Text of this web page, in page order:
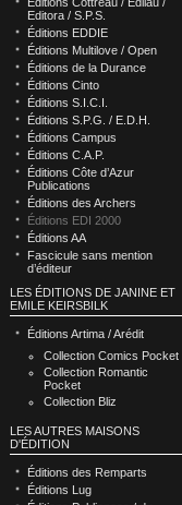
Editora / S.P.S.
Éditions EDDIE
Éditions Multilove / Open
Éditions de la Durance
Éditions Cinto
Éditions S.I.C.I.
Éditions S.P.G. / E.D.H.
Éditions Campus
Éditions C.A.P.
Éditions Côte d’Azur
Publications
Éditions des Archers
Éditions EDI 2000
Éditions AA
Fascicule sans mention
d’éditeur
LES ÉDITIONS DE JANINE ET
EMILE KEIRSBILK
Éditions Artima / Arédit
Collection Comics Pocket
Collection Romantic
Pocket
Collection Bliz
LES AUTRES MAISONS
D'ÉDITION
Éditions des Remparts
Éditions Lug